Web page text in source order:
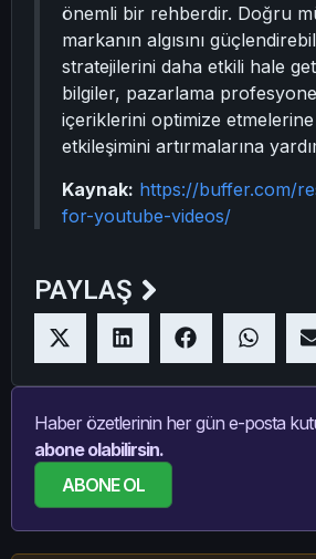
önemli bir rehberdir. Doğru
markanın algısını
stratejilerini daha etkili hale
bilgiler, pazarlama
içeriklerini optimize
etkileşimini artırmalarına
Kaynak: https://buffer.com/
for-youtube-videos/
PAYLAŞ
Haber özetlerinin her gün e-posta
abone olabilirsin.
ABONE OL